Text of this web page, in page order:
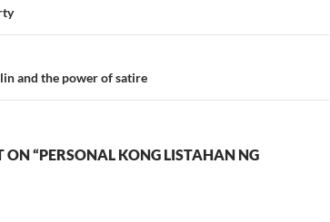
and the power of satire
ON “PERSONAL KONG LISTAHAN NG